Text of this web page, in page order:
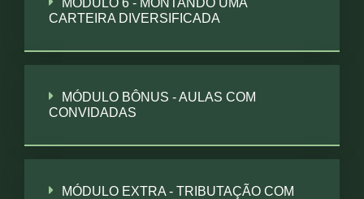
MÓDULO 6 - MONTANDO UMA
CARTEIRA DIVERSIFICADA
MÓDULO BÔNUS - AULAS COM
CONVIDADAS
MÓDULO EXTRA - TRIBUTAÇÃO COM